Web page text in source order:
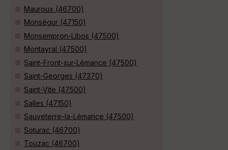
Mauroux (46700)
Monségur (47150)
Monsempron-Libos (47500)
Montayral (47500)
Saint-Front-sur-Lémance (47500)
Saint-Georges (47370)
Saint-Vite (47500)
Salles (47150)
Sauveterre-la-Lémance (47500)
Soturac (46700)
Touzac (46700)